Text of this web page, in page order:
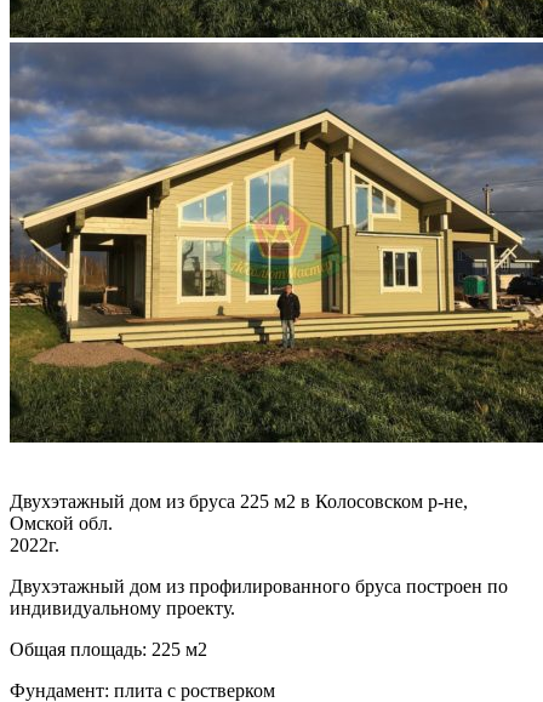
Двухэтажный дом из бруса 225 м2 в Колосовском р-не,
Омской обл.
2022г.
Двухэтажный дом из профилированного бруса построен по
индивидуальному проекту.
Общая площадь: 225 м2
Фундамент: плита с ростверком